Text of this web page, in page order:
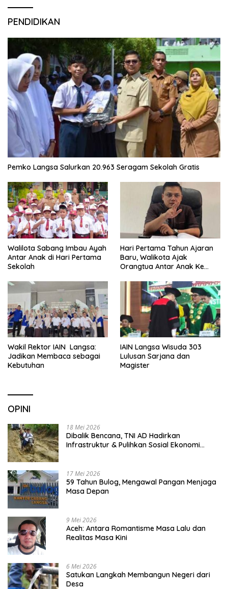
PENDIDIKAN
Pemko Langsa Salurkan 20.963 Seragam Sekolah Gratis
Walilota Sabang Imbau Ayah
Antar Anak di Hari Pertama
Sekolah
Hari Pertama Tahun Ajaran
Baru, Walikota Ajak
Orangtua Antar Anak Ke
Wakil Rektor IAIN Langsa:
Jadikan Membaca sebagai
Kebutuhan
IAIN Langsa Wisuda 303
Lulusan Sarjana dan
Magister
OPINI
18 Mei 2026
Dibalik Bencana, TNI AD Hadirkan
Infrastruktur & Pulihkan Sosial Ekonomi
17 Mei 2026
59 Tahun Bulog, Mengawal Pangan Menjaga
Masa Depan
9 Mei 2026
Aceh: Antara Romantisme Masa Lalu dan
Realitas Masa Kini
6 Mei 2026
Satukan Langkah Membangun Negeri dari
Desa